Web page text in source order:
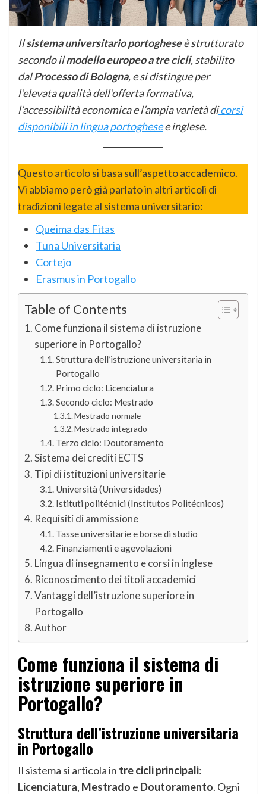
Ilsistema universitario portogheseè strutturato
secondo ilmodello europeo a tre cicli, stabilito
dalProcesso di Bologna, e si distingue per
l’elevata qualità dell’offerta formativa,
l’accessibilità economica e l’ampia varietà dicorsi
disponibili in lingua portoghesee inglese.
Questo articolo si basa sull’aspetto accademico.
Vi abbiamo però già parlato in altri articoli di
tradizioni legate al sistema universitario:
Queima das Fitas
Tuna Universitaria
Cortejo
Erasmus in Portogallo
Table of Contents
Come funziona il sistema di istruzione
superiore in Portogallo?
Struttura dell’istruzione universitaria in
Portogallo
Primo ciclo: Licenciatura
Secondo ciclo: Mestrado
Mestrado normale
Mestrado integrado
Terzo ciclo: Doutoramento
Sistema dei crediti ECTS
Tipi di istituzioni universitarie
Università (Universidades)
Istituti politécnici (Institutos Politécnicos)
Requisiti di ammissione
Tasse universitarie e borse di studio
Finanziamenti e agevolazioni
Lingua di insegnamento e corsi in inglese
Riconoscimento dei titoli accademici
Vantaggi dell’istruzione superiore in
Portogallo
Author
Come funziona il sistema di
istruzione superiore in
Portogallo?
Struttura dell’istruzione universitaria
in Portogallo
Il sistema si articola in tre cicli principali:
Licenciatura, Mestrado e Doutoramento. Ogni